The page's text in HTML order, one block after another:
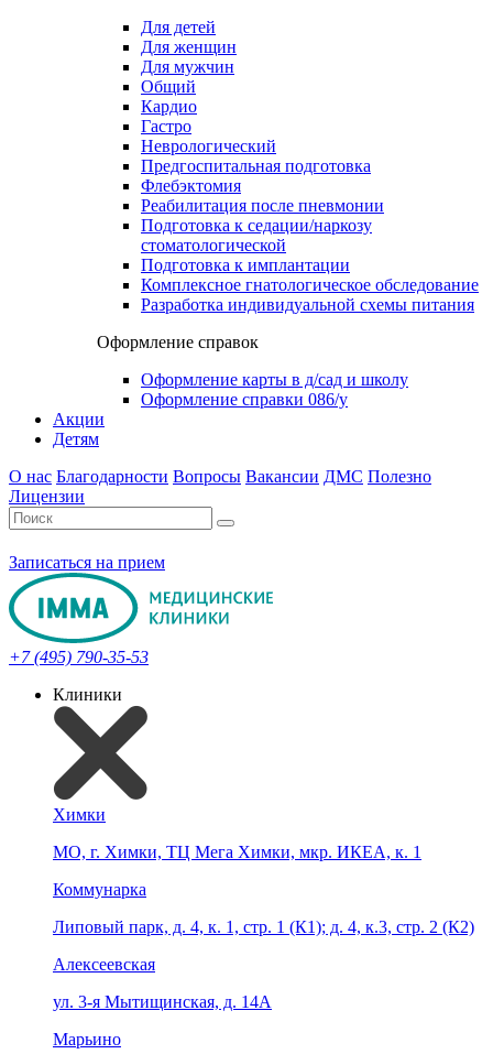
Для детей
Для женщин
Для мужчин
Общий
Кардио
Гастро
Неврологический
Предгоспитальная подготовка
Флебэктомия
Реабилитация после пневмонии
Подготовка к седации/наркозу
стоматологической
Подготовка к имплантации
Комплексное гнатологическое обследование
Разработка индивидуальной схемы питания
Оформление справок
Оформление карты в д/сад и школу
Оформление справки 086/у
Акции
Детям
О нас Благодарности Вопросы Вакансии ДМС Полезно
Лицензии
Записаться на прием
+7 (495) 790-35-53
Клиники
Химки
МО, г. Химки, ТЦ Мега Химки, мкр. ИКЕА, к. 1
Коммунарка
Липовый парк, д. 4, к. 1, стр. 1 (К1); д. 4, к.3, стр. 2 (К2)
Алексеевская
ул. 3-я Мытищинская, д. 14А
Марьино